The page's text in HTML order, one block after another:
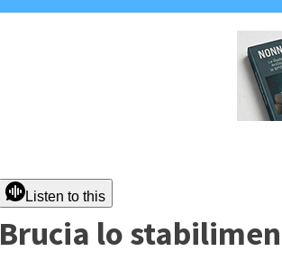
Listen to this
Brucia lo